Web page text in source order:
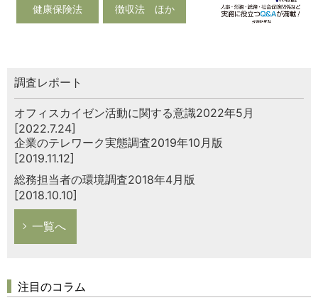
健康保険法 徴収法 ほか
調査レポート
オフィスカイゼン活動に関する意識2022年5月
[2022.7.24]
企業のテレワーク実態調査2019年10月版
[2019.11.12]
総務担当者の環境調査2018年4月版
[2018.10.10]
一覧へ
注目のコラム